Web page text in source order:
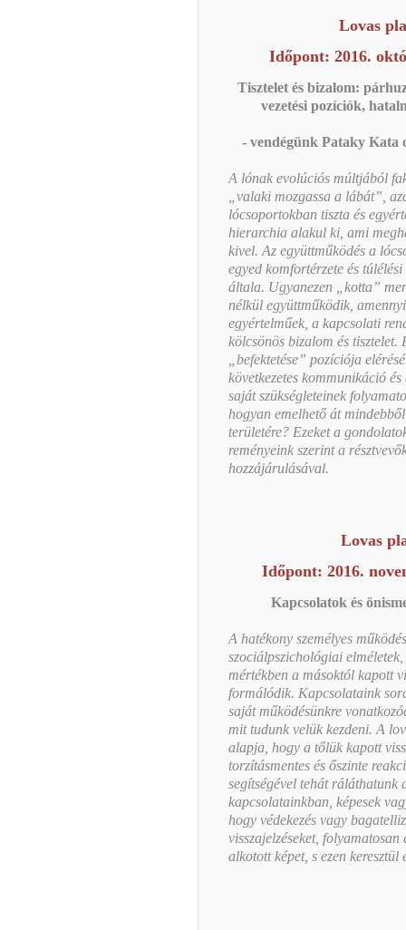
Lovas
Időpont: 2016.
Tisztelet és bizalom:
vezetési pozíciók,
- vendégünk Pataky Kata
A lónak evolúciós múltjából
„valaki mozgassa a lábát”,
lócsoportokban tiszta és
hierarchia alakul ki, ami
kivel. Az együttműködés a
egyed komfortérzete és
általa. Ugyanezen „kotta”
nélkül együttműködik,
egyértelműek, a kapcsolati
kölcsönös bizalom és tisztelet.
„befektetése” pozíciója
következetes kommunikáció
saját szükségleteinek
hogyan emelhető át mindebből
területére? Ezeket a
reményeink szerint a
hozzájárulásával.
Lovas
Időpont: 2016.
Kapcsolatok és
A hatékony személyes
szociálpszichológiai
mértékben a másoktól kapott
formálódik. Kapcsolataink
saját működésünkre
mit tudunk velük kezdeni. A
alapja, hogy a tőlük kapott
torzításmentes és őszinte
segítségével tehát
kapcsolatainkban, képesek
hogy védekezés vagy
visszajelzéseket,
alkotott képet, s ezen